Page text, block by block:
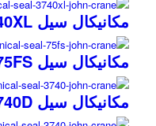
مکانیکال سیل Type 3740XL
مکانیکال سیل Type 75FS
مکانیکال سیل Type 3740D